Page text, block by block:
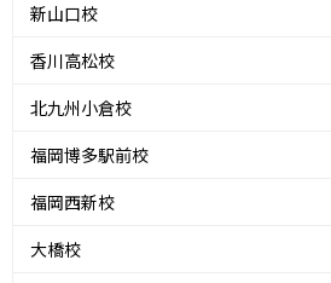
新山口校
香川高松校
北九州小倉校
福岡博多駅前校
福岡西新校
大橋校